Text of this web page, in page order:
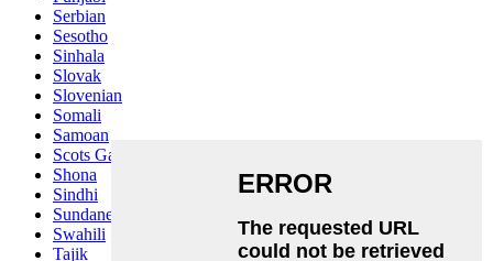
Serbian
Sesotho
Sinhala
Slovak
Slovenian
Somali
Samoan
Scots Gaelic
Shona
Sindhi
Sundanese
Swahili
Tajik